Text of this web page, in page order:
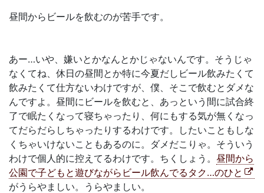
昼間からビールを飲むのが苦手です。
あー…いや、嫌いとかなんとかじゃないんです。そうじゃ
なくてね、休日の昼間とか特に今夏だしビール飲みたくて
飲みたくて仕方ないわけですが、僕、そこで飲むとダメな
んですよ。昼間にビールを飲むと、あっという間に試合終
了で眠たくなって寝ちゃったり、何にもする気が無くなっ
てだらだらしちゃったりするわけです。したいこともしな
くちゃいけないこともあるのに。ダメだこりゃ。そういう
わけで個人的に控えてるわけです。ちくしょう。 昼間から
公園で子どもと遊びながらビール飲んでるタク…のひと
がうらやましい。うらやましい。